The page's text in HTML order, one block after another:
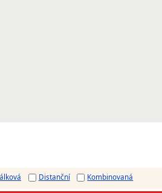
Distanční Kombinovaná